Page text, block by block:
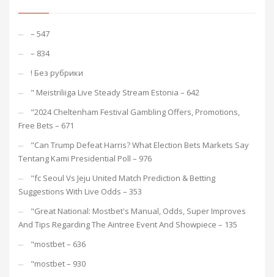
– 547
– 834
! Без рубрики
"️ Meistriliiga Live Steady Stream Estonia – 642
"2024 Cheltenham Festival Gambling Offers, Promotions,
Free Bets – 671
"Can Trump Defeat Harris? What Election Bets Markets Say
Tentang Kami Presidential Poll – 976
"fc Seoul Vs Jeju United Match Prediction & Betting
Suggestions With Live Odds – 353
"Great National: Mostbet's Manual, Odds, Super Improves
And Tips Regarding The Aintree Event And Showpiece – 135
"mostbet – 636
"mostbet – 930